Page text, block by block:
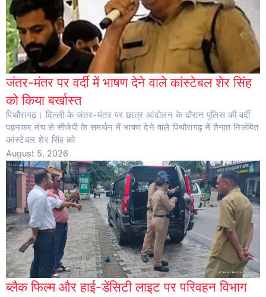
जंतर-मंतर पर वर्दी में भाषण देने वाले कांस्टेबल शेर सिंह
को किया बर्खास्त
पिथौरागढ़। दिल्ली के जंतर-मंतर पर छात्र आंदोलन के दौरान पुलिस की वर्दी
पहनकर मंच से सीजेपी के समर्थन में भाषण देने वाले पिथौरागढ़ में तैनात निलंबित
कांस्टेबल शेर सिंह को
August 5, 2026
ब्लैक फिल्म और हाई-डेंसिटी लाइट पर परिवहन विभाग